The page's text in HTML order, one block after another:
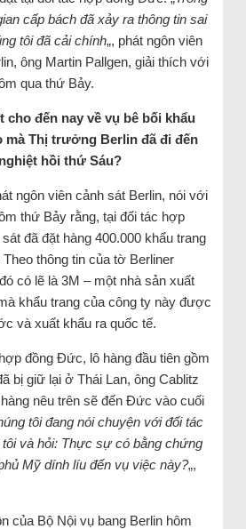
cấp bách đã xảy ra thông tin sai
tôi đã cải chính„, phát ngôn viên
ông Martin Pallgen, giải thích với
qua thứ Bảy.
đến nay về vụ bê bối khẩu
mà Thị trưởng Berlin đã đi đến
hồi thứ Sáu?
ngôn viên cảnh sát Berlin, nói với
thứ Bảy rằng, tại đối tác hợp
đã đặt hàng 400.000 khẩu trang
thông tin của tờ Berliner
có lẽ là 3M – một nhà sản xuất
khẩu trang của công ty này được
và xuất khẩu ra quốc tế.
đồng Đức, lô hàng đầu tiên gồm
bị giữ lại ở Thái Lan, ông Cablitz
nêu trên sẽ đến Đức vào cuối
tôi đang nói chuyện với đối tác
và hỏi: Thực sự có bằng chứng
Mỹ dính líu đến vụ việc này?„,
của Bộ Nội vụ bang Berlin hôm